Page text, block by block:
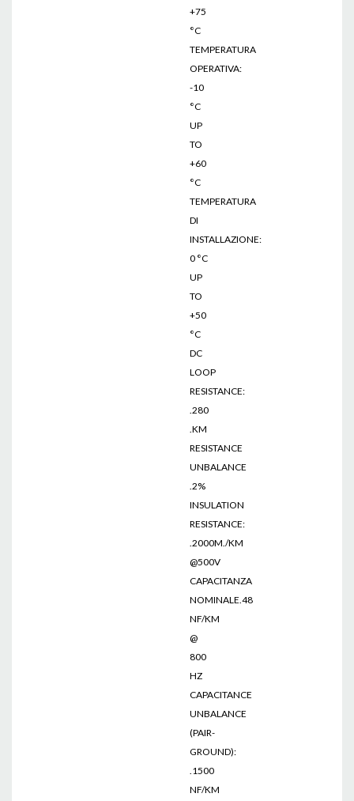
+75
°C
TEMPERATURA
OPERATIVA:
-10
°C
UP
TO
+60
°C
TEMPERATURA
DI
INSTALLAZIONE:
0 °C
UP
TO
+50
°C
DC
LOOP
RESISTANCE:
.280
.KM
RESISTANCE
UNBALANCE
.2%
INSULATION
RESISTANCE:
.2000M./KM
@500V
CAPACITANZA
NOMINALE.48
NF/KM
@
800
HZ
CAPACITANCE
UNBALANCE
(PAIR-
GROUND):
.1500
NF/KM